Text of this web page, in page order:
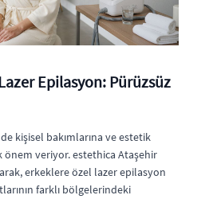
Epilasyon: Pürüzsüz
kişisel bakımlarına ve estetik
veriyor. estethica Ataşehir
erkeklere özel lazer epilasyon
farklı bölgelerindeki